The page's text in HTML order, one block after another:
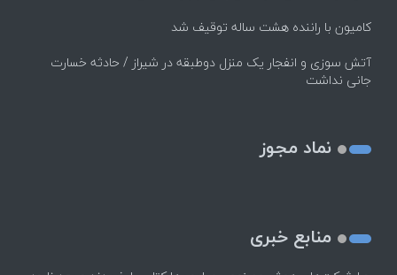
کامیون با راننده هشت ساله توقیف شد
آتش سوزی و انفجار یک منزل دوطبقه در شیراز / حادثه خسارت
جانی نداشت
نماد مجوز
منابع خبری